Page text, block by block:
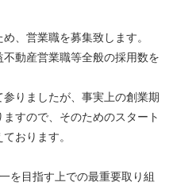
、営業職を募集致します。
動産営業職等全般の採用数を
りましたが、事実上の創業期
すので、そのためのスタート
おります。
を目指す上での最重要取り組